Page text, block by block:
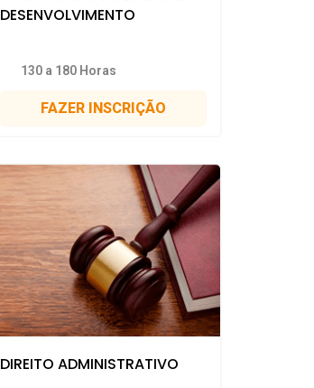
DESENVOLVIMENTO
130 a 180 Horas
FAZER INSCRIÇÃO
DIREITO ADMINISTRATIVO